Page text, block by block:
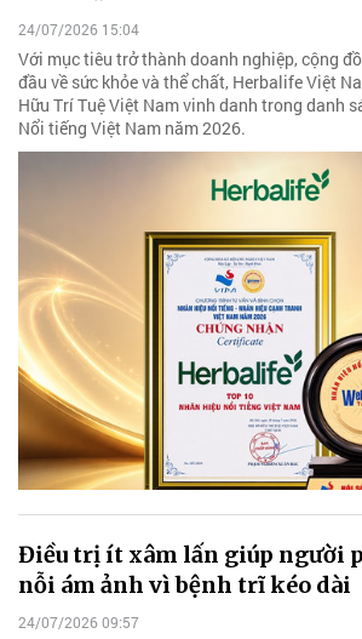
24/07/2026 15:04
Với mục tiêu trở thành doanh nghiệp, cộng
đầu về sức khỏe và thể chất, Herbalife Việt
Hữu Trí Tuệ Việt Nam vinh danh trong danh
Nổi tiếng Việt Nam năm 2026.
Điều trị ít xâm lấn giúp người
nỗi ám ảnh vì bệnh trĩ kéo dài
24/07/2026 09:57